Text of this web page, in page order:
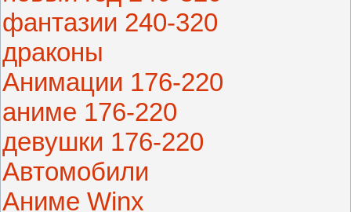
фантазии 240-320
драконы
Анимации 176-220
аниме 176-220
девушки 176-220
Автомобили
Аниме Winx